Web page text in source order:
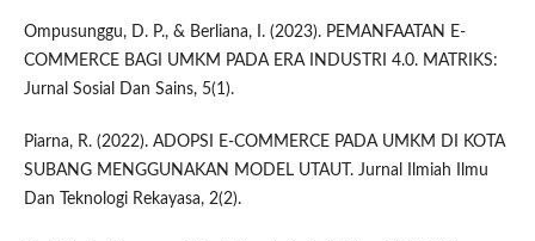
Ompusunggu, D. P., & Berliana, I. (2023). PEMANFAATAN E-
COMMERCE BAGI UMKM PADA ERA INDUSTRI 4.0. MATRIKS:
Jurnal Sosial Dan Sains, 5(1).
Piarna, R. (2022). ADOPSI E-COMMERCE PADA UMKM DI KOTA
SUBANG MENGGUNAKAN MODEL UTAUT. Jurnal Ilmiah Ilmu
Dan Teknologi Rekayasa, 2(2).